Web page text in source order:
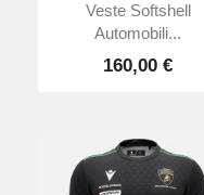
Veste Softshell
Automobili...
160,00 €